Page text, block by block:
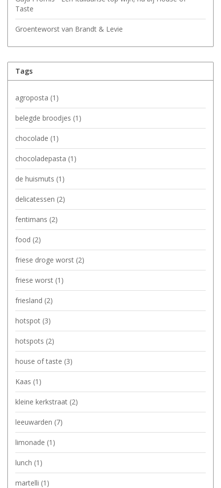
Taste
Groenteworst van Brandt & Levie
Tags
agroposta (1)
belegde broodjes (1)
chocolade (1)
chocoladepasta (1)
de huismuts (1)
delicatessen (2)
fentimans (2)
food (2)
friese droge worst (2)
friese worst (1)
friesland (2)
hotspot (3)
hotspots (2)
house of taste (3)
Kaas (1)
kleine kerkstraat (2)
leeuwarden (7)
limonade (1)
lunch (1)
martelli (1)